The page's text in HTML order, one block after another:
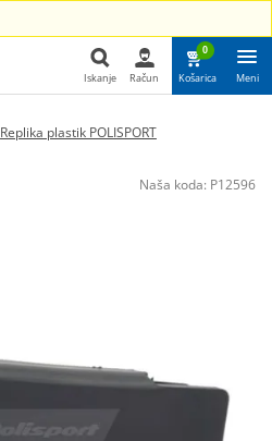
Iskanje Račun
0
Košarica Meni
Replika plastik POLISPORT
Naša koda: P12596